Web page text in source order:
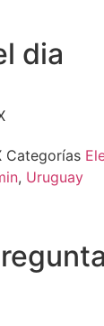
dia
Categorías
, Uruguay